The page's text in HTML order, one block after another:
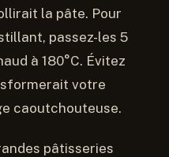
la pâte. Pour
passez-les 5
à 180°C. Évitez
votre
caoutchouteuse.
pâtisseries